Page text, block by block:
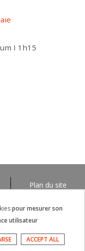
I 1h15
Plan du site
pour mesurer son
utilisateur
ACCEPT ALL